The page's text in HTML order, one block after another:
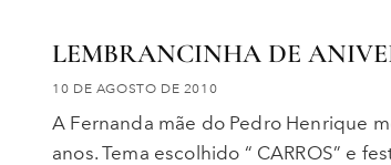
LEMBRANCINHA DE
10 DE AGOSTO DE 2010
A Fernanda mãe do Pedro Henrique
anos. Tema escolhido “ CARROS” e